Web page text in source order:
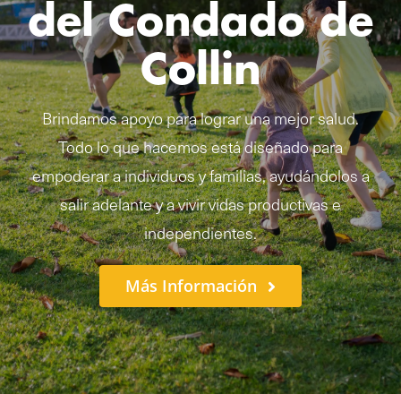
del Condado de
Collin
Brindamos apoyo para lograr una mejor salud.
Todo lo que hacemos está diseñado para
empoderar a individuos y familias, ayudándolos a
salir adelante y a vivir vidas productivas e
independientes.
Más Información